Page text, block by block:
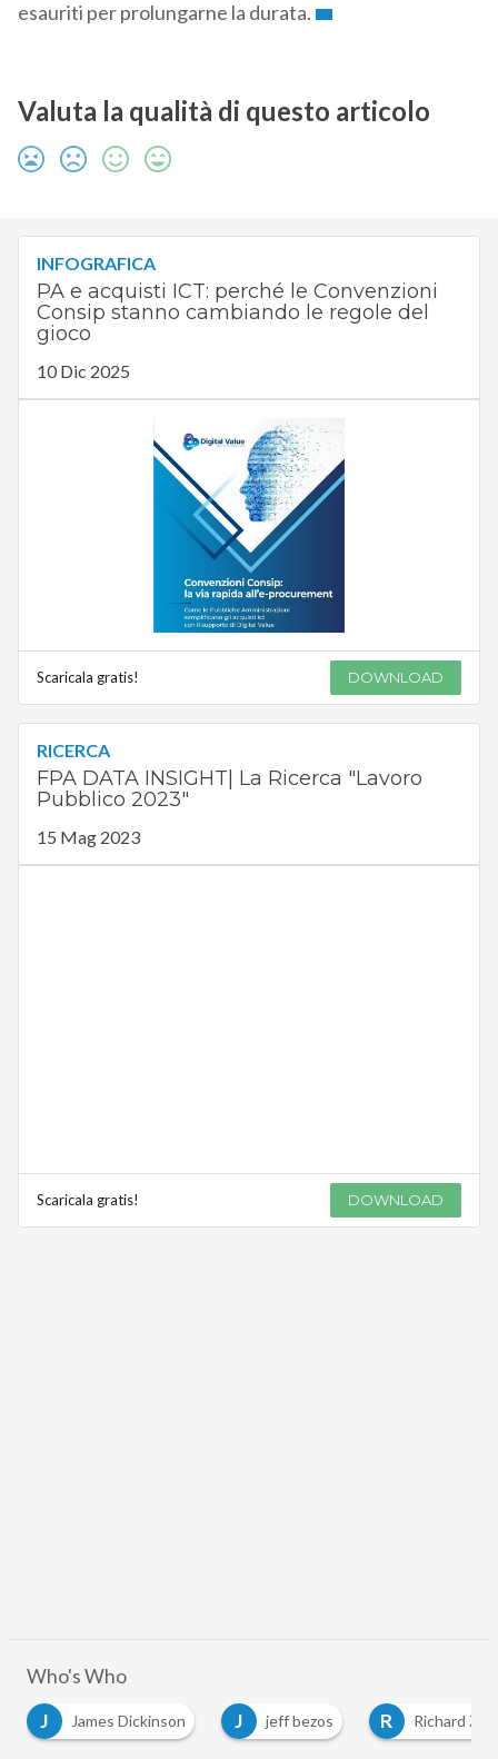
esauriti per prolungarne la durata.
Valuta la qualità di questo articolo
INFOGRAFICA
PA e acquisti ICT: perché le Convenzioni
Consip stanno cambiando le regole del
gioco
10 Dic 2025
Scaricala gratis! DOWNLOAD
RICERCA
FPA DATA INSIGHT| La Ricerca "Lavoro
Pubblico 2023"
15 Mag 2023
Scaricala gratis! DOWNLOAD
Who's Who
James Dickinson J jeff bezos R Richard Zellmann